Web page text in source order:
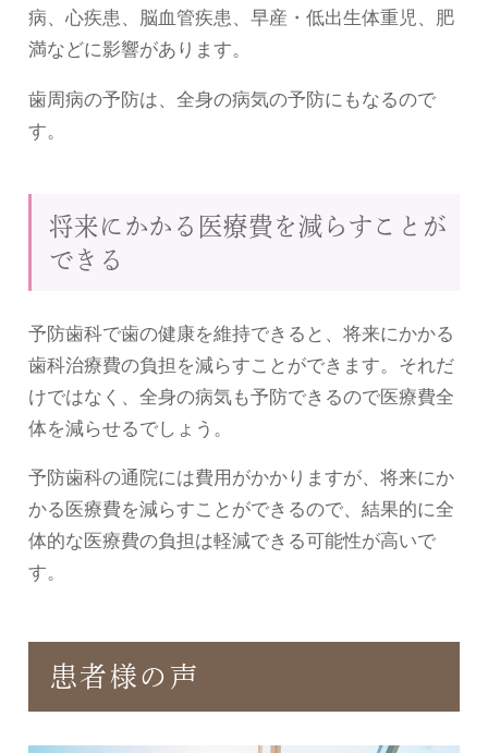
病、心疾患、脳血管疾患、早産・低出生体重児、肥
満などに影響があります。
歯周病の予防は、全身の病気の予防にもなるので
す。
将来にかかる医療費を減らすことが
できる
予防歯科で歯の健康を維持できると、将来にかかる
歯科治療費の負担を減らすことができます。それだ
けではなく、全身の病気も予防できるので医療費全
体を減らせるでしょう。
予防歯科の通院には費用がかかりますが、将来にか
かる医療費を減らすことができるので、結果的に全
体的な医療費の負担は軽減できる可能性が高いで
す。
患者様の声